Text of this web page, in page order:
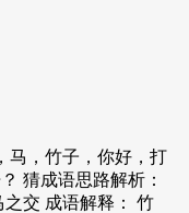
马，竹子，你好，打
猜成语思路解析：
交 成语解释： 竹